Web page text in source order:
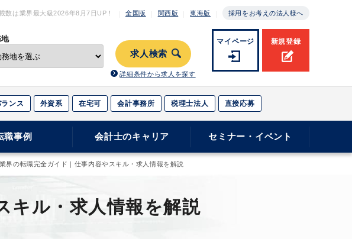
数は業界最大級2026年8月7日 UP！ 全国版 関西版 東海版 採用をお考えの法人様へ
地
求人検索
詳細条件から求人を探す
マイページ 新規登録
ンス 外資系 在宅可 会計事務所 税理士法人 直接応募
職事例 会計士のキャリア セミナー・イベント
界の転職完全ガイド｜仕事内容やスキル・求人情報を解説
キル・求人情報を解説